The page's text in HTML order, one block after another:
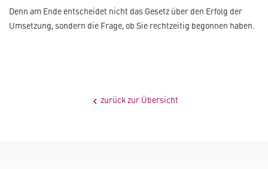
Denn am Ende entscheidet nicht das Gesetz über den Erfolg der
Umsetzung, sondern die Frage, ob Sie rechtzeitig begonnen haben.
chevron_left zurück zur Übersicht